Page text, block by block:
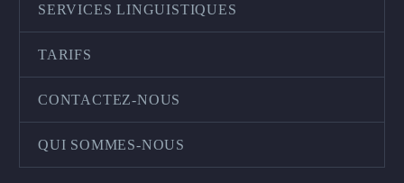
SERVICES LINGUISTIQUES
TARIFS
CONTACTEZ-NOUS
QUI SOMMES-NOUS